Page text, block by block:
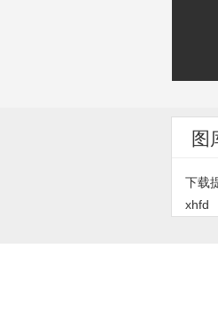
图
下载
xhfd